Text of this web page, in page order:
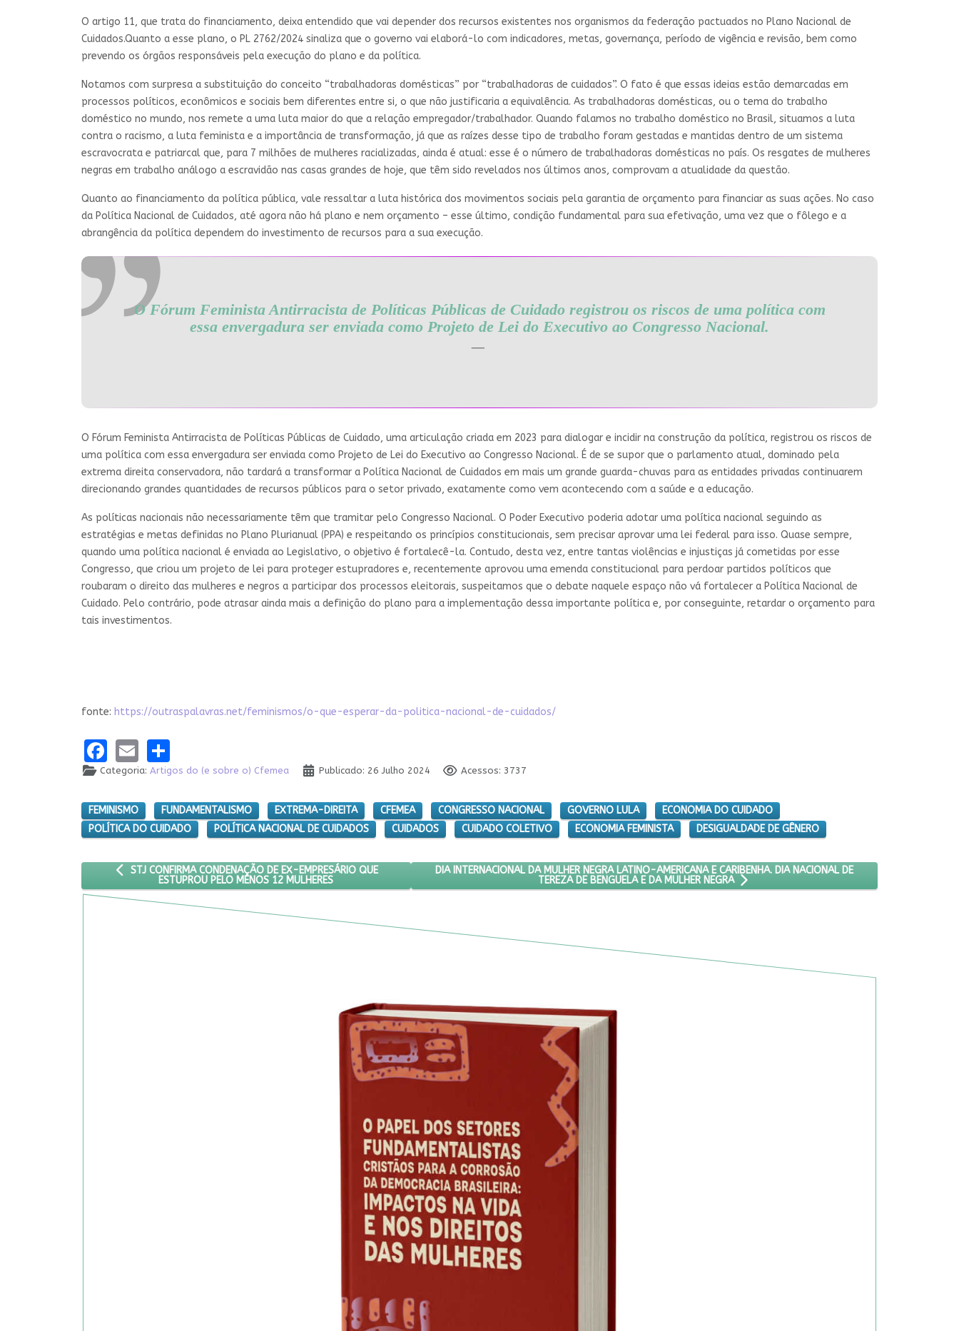
O artigo 11, que trata do financiamento, deixa entendido que vai depender dos recursos existentes nos organismos da federação pactuados no Plano Nacional de
Cuidados.Quanto a esse plano, o PL 2762/2024 sinaliza que o governo vai elaborá-lo com indicadores, metas, governança, período de vigência e revisão, bem como
prevendo os órgãos responsáveis pela execução do plano e da política.
Notamos com surpresa a substituição do conceito “trabalhadoras domésticas” por “trabalhadoras de cuidados”. O fato é que essas ideias estão demarcadas em
processos políticos, econômicos e sociais bem diferentes entre si, o que não justificaria a equivalência. As trabalhadoras domésticas, ou o tema do trabalho
doméstico no mundo, nos remete a uma luta maior do que a relação empregador/trabalhador. Quando falamos no trabalho doméstico no Brasil, situamos a luta
contra o racismo, a luta feminista e a importância de transformação, já que as raízes desse tipo de trabalho foram gestadas e mantidas dentro de um sistema
escravocrata e patriarcal que, para 7 milhões de mulheres racializadas, ainda é atual: esse é o número de trabalhadoras domésticas no país. Os resgates de mulheres
negras em trabalho análogo a escravidão nas casas grandes de hoje, que têm sido revelados nos últimos anos, comprovam a atualidade da questão.
Quanto ao financiamento da política pública, vale ressaltar a luta histórica dos movimentos sociais pela garantia de orçamento para financiar as suas ações. No caso
da Política Nacional de Cuidados, até agora não há plano e nem orçamento – esse último, condição fundamental para sua efetivação, uma vez que o fôlego e a
abrangência da política dependem do investimento de recursos para a sua execução.
O Fórum Feminista Antirracista de Políticas Públicas de Cuidado registrou os riscos de uma política com
essa envergadura ser enviada como Projeto de Lei do Executivo ao Congresso Nacional.
O Fórum Feminista Antirracista de Políticas Públicas de Cuidado, uma articulação criada em 2023 para dialogar e incidir na construção da política, registrou os riscos de
uma política com essa envergadura ser enviada como Projeto de Lei do Executivo ao Congresso Nacional. É de se supor que o parlamento atual, dominado pela
extrema direita conservadora, não tardará a transformar a Política Nacional de Cuidados em mais um grande guarda-chuvas para as entidades privadas continuarem
direcionando grandes quantidades de recursos públicos para o setor privado, exatamente como vem acontecendo com a saúde e a educação.
As políticas nacionais não necessariamente têm que tramitar pelo Congresso Nacional. O Poder Executivo poderia adotar uma política nacional seguindo as
estratégias e metas definidas no Plano Plurianual (PPA) e respeitando os princípios constitucionais, sem precisar aprovar uma lei federal para isso. Quase sempre,
quando uma política nacional é enviada ao Legislativo, o objetivo é fortalecê-la. Contudo, desta vez, entre tantas violências e injustiças já cometidas por esse
Congresso, que criou um projeto de lei para proteger estupradores e, recentemente aprovou uma emenda constitucional para perdoar partidos políticos que
roubaram o direito das mulheres e negros a participar dos processos eleitorais, suspeitamos que o debate naquele espaço não vá fortalecer a Política Nacional de
Cuidado. Pelo contrário, pode atrasar ainda mais a definição do plano para a implementação dessa importante política e, por conseguinte, retardar o orçamento para
tais investimentos.
fonte: https://outraspalavras.net/feminismos/o-que-esperar-da-politica-nacional-de-cuidados/
Facebook
Email
Categoria:Artigos do (e sobre o) Cfemea Publicado: 26 Julho 2024 Acessos: 3737
FEMINISMO FUNDAMENTALISMO EXTREMA-DIREITA CFEMEA CONGRESSO NACIONAL GOVERNO LULA
ECONOMIA DO CUIDADO
POLÍTICA DO CUIDADO
POLÍTICA NACIONAL DE CUIDADOS CUIDADOS CUIDADO COLETIVO ECONOMIA FEMINISTA DESIGUALDADE DE GÊNERO
ARTIGO ANTERIOR: STJ CONFIRMA CONDENAÇÃO DE EX-EMPRESÁRIO QUE ESTUPROU PELO MENOS 12 MULHERES
STJ CONFIRMA CONDENAÇÃO DE EX-EMPRESÁRIO QUE
ESTUPROU PELO MENOS 12 MULHERES
PRÓXIMO ARTIGO: DIA INTERNACIONAL DA MULHER NEGRA LATINO-AMERICANA E CARIBENHA. DIA NACIONAL DE
DIA INTERNACIONAL DA MULHER NEGRA LATINO-AMERICANA E CARIBENHA. DIA NACIONAL DE
TEREZA DE BENGUELA E DA MULHER NEGRA